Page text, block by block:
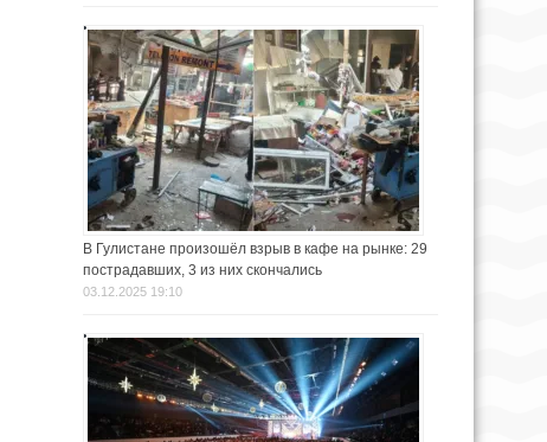
В Гулистане произошёл взрыв в кафе на рынке: 29
пострадавших, 3 из них скончались
03.12.2025 19:10